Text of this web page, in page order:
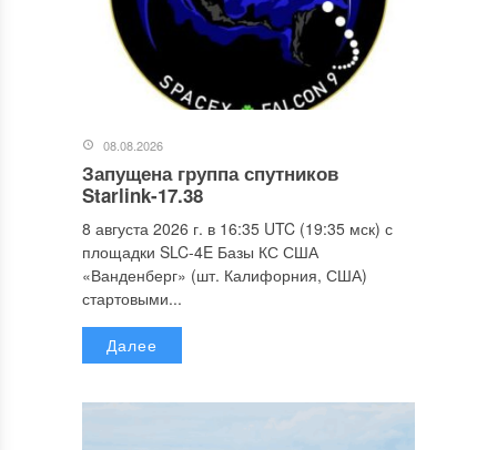
08.08.2026
Запущена группа спутников
Starlink-17.38
8 августа 2026 г. в 16:35 UTC (19:35 мск) с
площадки SLC-4E Базы КС США
«Ванденберг» (шт. Калифорния, США)
стартовыми...
Далее